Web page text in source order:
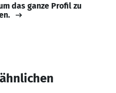
das ganze Profil zu